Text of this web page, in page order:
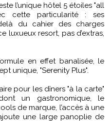
l’unique hôtel 5 étoiles "all
cette particularité : ses
du cahier des charges
luxueux resort, pas d’extras,
en effet banalisée, le
unique, "Serenity Plus".
pour les dîners "à la carte"
un gastronomique, le
de marque, l’accès à une
une large panoplie de